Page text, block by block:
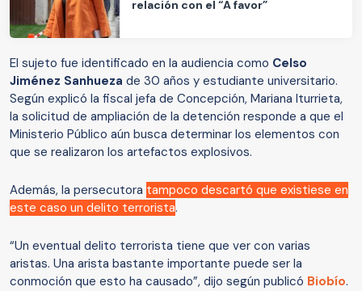
relación con el “A favor”
El sujeto fue identificado en la audiencia como Celso
Jiménez Sanhueza de 30 años y estudiante universitario.
Según explicó la fiscal jefa de Concepción, Mariana Iturrieta,
la solicitud de ampliación de la detención responde a que el
Ministerio Público aún busca determinar los elementos con
que se realizaron los artefactos explosivos.
Además, la persecutora tampoco descartó que existiese en
este caso un delito terrorista.
“Un eventual delito terrorista tiene que ver con varias
aristas. Una arista bastante importante puede ser la
conmoción que esto ha causado”, dijo según publicó Biobío.